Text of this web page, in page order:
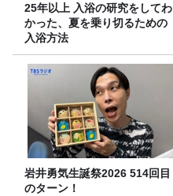
25年以上 入浴の研究をしてわ
かった、夏を乗り切るための
入浴方法
岩井勇気生誕祭2026 514回目
のターン！